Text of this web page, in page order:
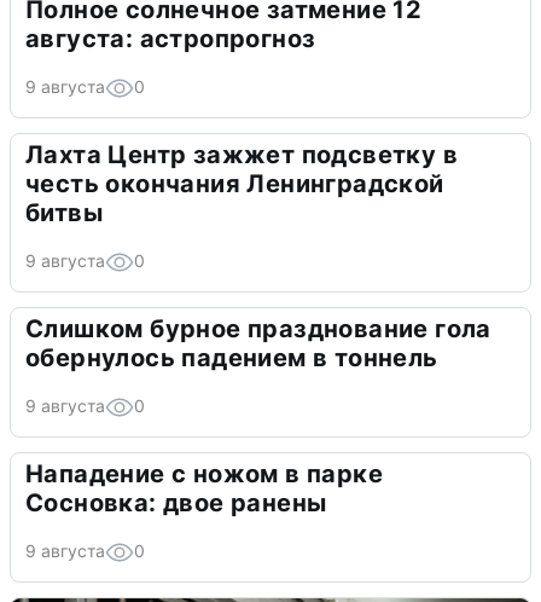
Полное солнечное затмение 12
августа: астропрогноз
9 августа 0
Лахта Центр зажжет подсветку в
честь окончания Ленинградской
битвы
9 августа 0
Слишком бурное празднование гола
обернулось падением в тоннель
9 августа 0
Нападение с ножом в парке
Сосновка: двое ранены
9 августа 0